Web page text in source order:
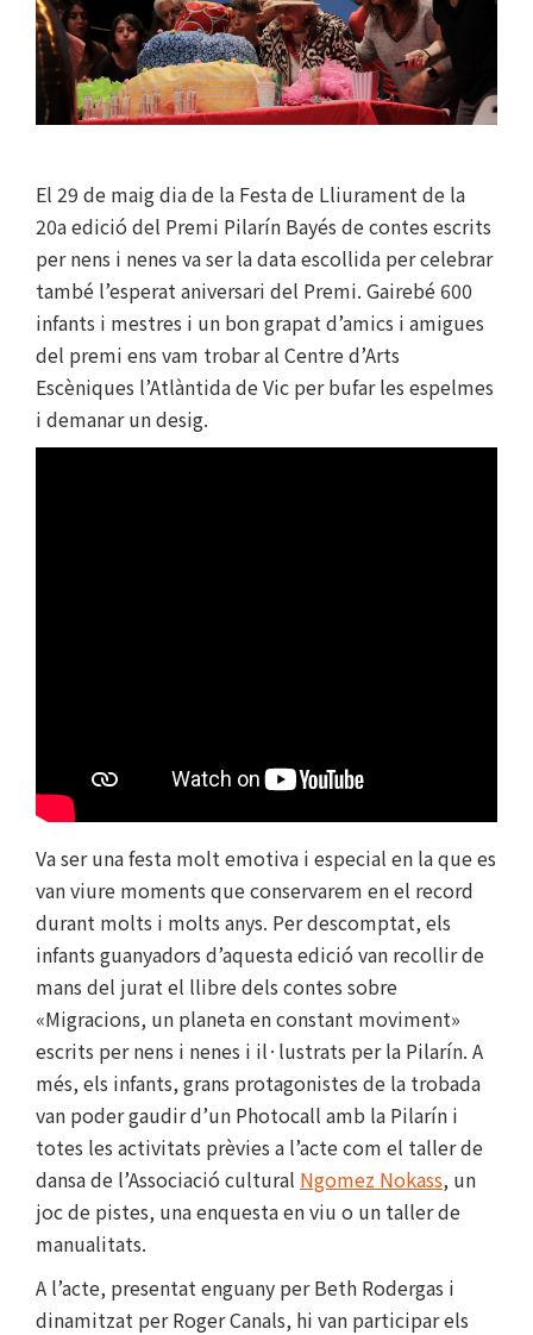
El 29 de maig dia de la Festa de Lliurament de la
20a edició del Premi Pilarín Bayés de contes escrits
per nens i nenes va ser la data escollida per celebrar
també l’esperat aniversari del Premi. Gairebé 600
infants i mestres i un bon grapat d’amics i amigues
del premi ens vam trobar al Centre d’Arts
Escèniques l’Atlàntida de Vic per bufar les espelmes
i demanar un desig.
Va ser una festa molt emotiva i especial en la que es
van viure moments que conservarem en el record
durant molts i molts anys. Per descomptat, els
infants guanyadors d’aquesta edició van recollir de
mans del jurat el llibre dels contes sobre
«Migracions, un planeta en constant moviment»
escrits per nens i nenes i il·lustrats per la Pilarín. A
més, els infants, grans protagonistes de la trobada
van poder gaudir d’un Photocall amb la Pilarín i
totes les activitats prèvies a l’acte com el taller de
dansa de l’Associació cultural Ngomez Nokass, un
joc de pistes, una enquesta en viu o un taller de
manualitats.
A l’acte, presentat enguany per Beth Rodergas i
dinamitzat per Roger Canals, hi van participar els